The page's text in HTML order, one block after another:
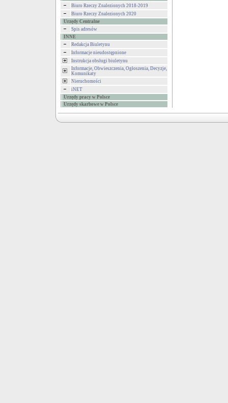
Biuro Rzeczy Znalezionych 2018-2019
Biuro Rzeczy Znalezionych 2020
Urzędy Centralne
Spis adresów
INNE
Redakcja Biuletynu
Informacje nieudostępnione
Instrukcja obsługi biuletynu
Informacje, Obwieszczenia, Ogłoszenia, Decyzje,
Komunikaty
Nieruchomości
iNET
Urzędy pracy w Polsce
Urzędy skarbowe w Polsce